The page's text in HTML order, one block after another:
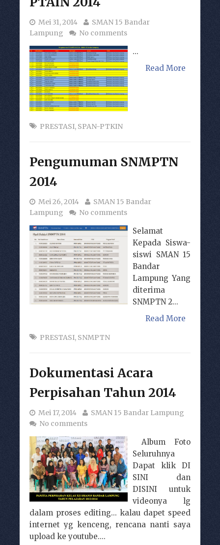
Mei 31, 2014
SMAN 15 Bandar
Lampung
No comments
...
Read More
PRESTASI, SPAN-PTKIN
Pengumuman SNMPTN
2014
Mei 26, 2014
SMAN 15 Bandar
Lampung
No comments
Selamat
Kepada Siswa-
siswi SMAN 15
Bandar
Lampung Yang
diterima
SNMPTN 2...
Read More
PRESTASI, SNMPTN
Dokumentasi Acara
Perpisahan Tahun 2014
Mei 17, 2014
SMAN 15 Bandar Lampung
No comments
Album Foto
Seluruhnya
Dapat klik DI
SINI dan
DISINI untuk
videonya lg
dalam proses editing... kalau dapet speed
internet yg kenceng, rencana nanti saya
upload ke youtube....